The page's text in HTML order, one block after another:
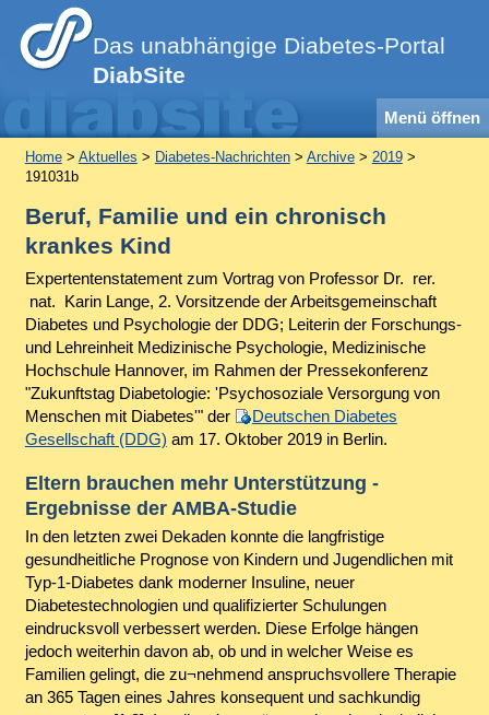
Das unabhängige Diabetes-Portal
DiabSite
Menü öffnen
Home> Aktuelles > Diabetes-Nachrichten> Archive> 2019>
191031b
Beruf, Familie und ein chronisch
krankes Kind
Expertentenstatement zum Vortrag von Professor Dr. rer.
nat. Karin Lange, 2. Vorsitzende der Arbeitsgemeinschaft
Diabetes und Psychologie der DDG; Leiterin der Forschungs-
und Lehreinheit Medizinische Psychologie, Medizinische
Hochschule Hannover, im Rahmen der Pressekonferenz
"Zukunftstag Diabetologie: 'Psychosoziale Versorgung von
Menschen mit Diabetes'" der
Deutschen Diabetes
Gesellschaft (DDG) am 17. Oktober 2019 in Berlin.
Eltern brauchen mehr Unterstützung -
Ergebnisse der AMBA-Studie
In den letzten zwei Dekaden konnte die langfristige
gesundheitliche Prognose von Kindern und Jugendlichen mit
Typ-1-Diabetes dank moderner Insuline, neuer
Diabetestechnologien und qualifizierter Schulungen
eindrucksvoll verbessert werden. Diese Erfolge hängen
jedoch weiterhin davon ab, ob und in welcher Weise es
Familien gelingt, die zu¬nehmend anspruchsvollere Therapie
an 365 Tagen eines Jahres konsequent und sachkundig